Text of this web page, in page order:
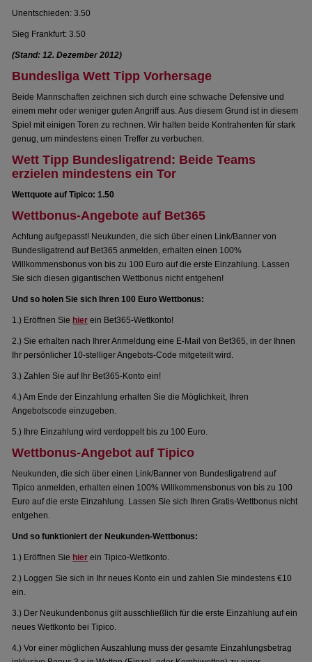
Unentschieden: 3.50
Sieg Frankfurt: 3.50
(Stand: 12. Dezember 2012)
Bundesliga Wett Tipp Vorhersage
Beide Mannschaften zeichnen sich durch eine schwache Defensive und
einem mehr oder weniger guten Angriff aus. Aus diesem Grund ist in diesem
Spiel mit einigen Toren zu rechnen. Wir halten beide Kontrahenten für stark
genug, um mindestens einen Treffer zu verbuchen.
Wett Tipp Bundesligatrend: Beide Teams
erzielen mindestens ein Tor
Wettquote auf Tipico: 1.50
Wettbonus-Angebote auf Bet365
Achtung aufgepasst! Neukunden, die sich über einen Link/Banner von
Bundesligatrend auf Bet365 anmelden, erhalten einen 100%
Willkommensbonus von bis zu 100 Euro auf die erste Einzahlung. Lassen
Sie sich diesen gigantischen Wettbonus nicht entgehen!
Und so holen Sie sich Ihren 100 Euro Wettbonus:
1.) Eröffnen Sie hier ein Bet365-Wettkonto!
2.) Sie erhalten nach Ihrer Anmeldung eine E-Mail von Bet365, in der Ihnen
Ihr persönlicher 10-stelliger Angebots-Code mitgeteilt wird.
3.) Zahlen Sie auf Ihr Bet365-Konto ein!
4.) Am Ende der Einzahlung erhalten Sie die Möglichkeit, Ihren
Angebotscode einzugeben.
5.) Ihre Einzahlung wird verdoppelt bis zu 100 Euro.
Wettbonus-Angebot auf Tipico
Neukunden, die sich über einen Link/Banner von Bundesligatrend auf
Tipico anmelden, erhalten einen 100% Willkommensbonus von bis zu 100
Euro auf die erste Einzahlung. Lassen Sie sich Ihren Gratis-Wettbonus nicht
entgehen.
Und so funktioniert der Neukunden-Wettbonus:
1.) Eröffnen Sie hier ein Tipico-Wettkonto.
2.) Loggen Sie sich in Ihr neues Konto ein und zahlen Sie mindestens €10
ein.
3.) Der Neukundenbonus gilt ausschließlich für die erste Einzahlung auf ein
neues Wettkonto bei Tipico.
4.) Vor einer möglichen Auszahlung muss der gesamte Einzahlungsbetrag